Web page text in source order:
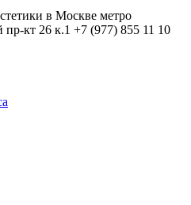
в Москве метро
пр-кт 26 к.1 +7 (977) 855 11 10